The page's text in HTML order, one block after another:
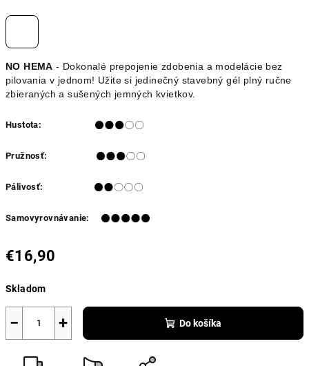
NO HEMA - Dokonalé prepojenie zdobenia a modelácie bez
pilovania v jednom! Užite si jedinečný stavebný gél plný ručne
zbieraných a sušených jemných kvietkov.
Hustota:
Pružnosť:
Pálivosť:
Samovyrovnávanie:
€16,90
cena:
Skladom
+
− Do košíka